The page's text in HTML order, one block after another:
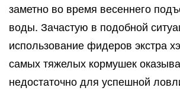
заметно во время весеннего
воды. Зачастую в подобной
использование фидеров экстра
самых тяжелых кормушек
недостаточно для успешной